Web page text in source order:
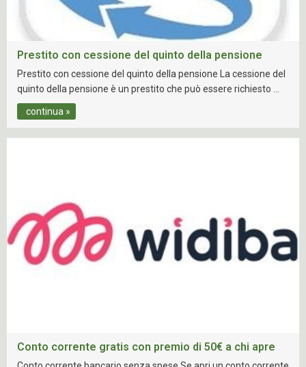
Prestito con cessione del quinto della pensione
Prestito con cessione del quinto della pensione La cessione del
quinto della pensione è un prestito che può essere richiesto …
continua »
Conto corrente gratis con premio di 50€ a chi apre